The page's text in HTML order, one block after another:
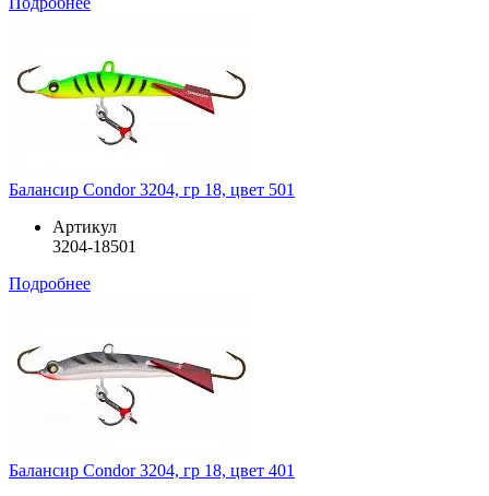
Балансир Condor 3204, гр 18, цвет 501
Артикул
3204-18501
Подробнее
Балансир Condor 3204, гр 18, цвет 401